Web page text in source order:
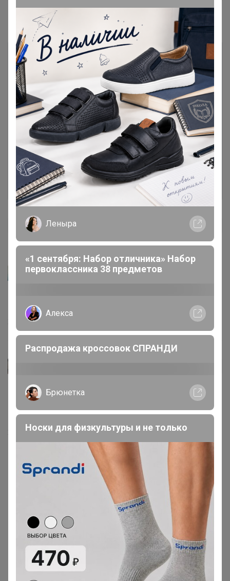
Комментарии
Чтобы написать комментарий необходимо
авторизоваться на сайте!
Это займет меньше минуты
Войти Зарегистрироваться
Артемида
27 октября, 2022 19:57
Рубашка отличная! Смотрится очень хорошо, на 54
размер подлиньше чем на модели, рукав можно
немного закатать
27 октября, 2022 18:52
Реклама
Как здесь все устроено?
Как сделать заказ?
Леныра
«1 сентября: Набор отличника» Набор
первоклассника 38 предметов
Алекса
Распродажа кроссовок СПРАНДИ
Брюнетка
Носки для физкультуры и не только